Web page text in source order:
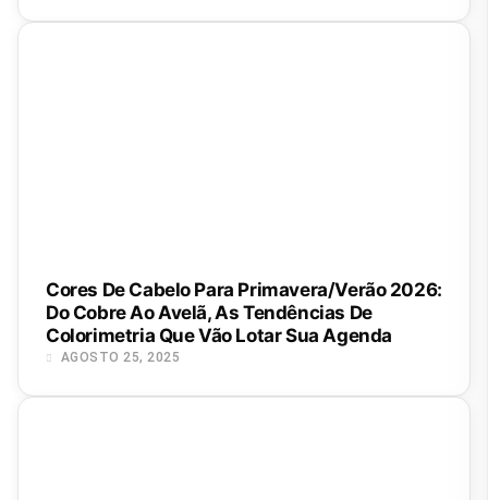
Cores De Cabelo Para Primavera/Verão 2026:
Do Cobre Ao Avelã, As Tendências De
Colorimetria Que Vão Lotar Sua Agenda
AGOSTO 25, 2025